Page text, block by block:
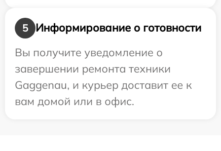
5
Информирование о готовности
Вы получите уведомление о
завершении ремонта техники
Gaggenau, и курьер доставит ее к
вам домой или в офис.